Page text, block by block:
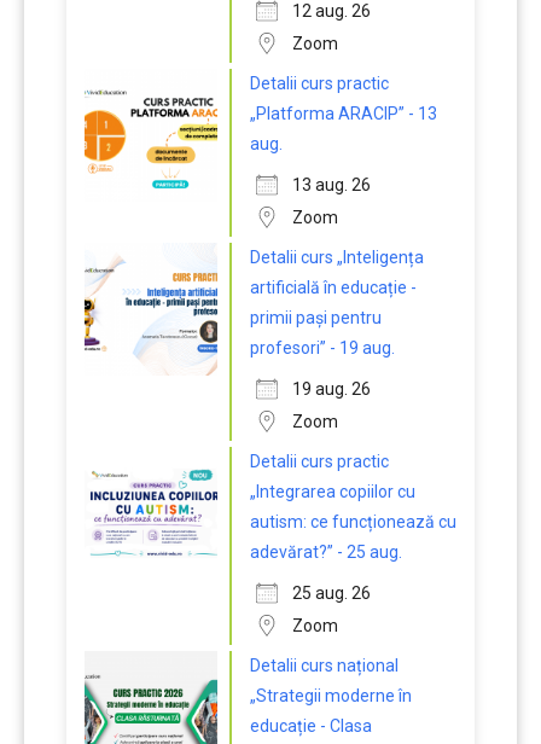
12 aug. 26
Zoom
Detalii curs practic
„Platforma ARACIP” - 13
aug.
13 aug. 26
Zoom
Detalii curs „Inteligența
artificială în educație -
primii pași pentru
profesori” - 19 aug.
19 aug. 26
Zoom
Detalii curs practic
„Integrarea copiilor cu
autism: ce funcționează cu
adevărat?” - 25 aug.
25 aug. 26
Zoom
Detalii curs național
„Strategii moderne în
educație - Clasa